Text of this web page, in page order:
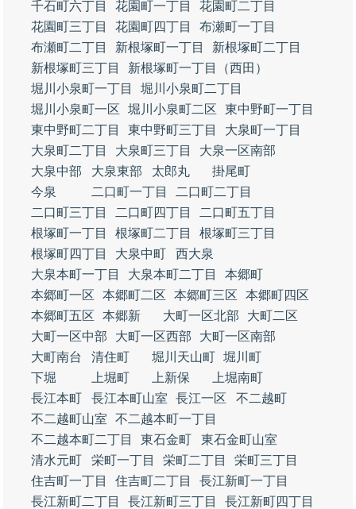
千石町六丁目 花園町一丁目
花園町二丁目
花園町三丁目
花園町四丁目
布瀬町一丁目
布瀬町二丁目
新根塚町一丁目
新根塚町二丁目
新根塚町三丁目
新根塚町一丁目（西田）
堀川小泉町一丁目
堀川小泉町二丁目
堀川小泉町一区
堀川小泉町二区
東中野町一丁目
東中野町二丁目
東中野町三丁目
大泉町一丁目
大泉町二丁目
大泉町三丁目
大泉一区南部
大泉中部
大泉東部 太郎丸
掛尾町
今泉
二口町一丁目
二口町二丁目
二口町三丁目
二口町四丁目
二口町五丁目
根塚町一丁目
根塚町二丁目
根塚町三丁目
根塚町四丁目
大泉中町
西大泉
大泉本町一丁目
大泉本町二丁目
本郷町
本郷町一区
本郷町二区 本郷町三区
本郷町四区
本郷町五区
本郷新 大町一区北部
大町二区
大町一区中部
大町一区西部
大町一区南部
大町南台
清住町 堀川天山町 堀川町
下堀
上堀町 上新保
上堀南町
長江本町
長江本町山室 長江一区
不二越町
不二越町山室
不二越本町一丁目
不二越本町二丁目
東石金町
東石金町山室
清水元町
栄町一丁目 栄町二丁目
栄町三丁目
住吉町一丁目
住吉町二丁目
長江新町一丁目
長江新町二丁目
長江新町三丁目
長江新町四丁目